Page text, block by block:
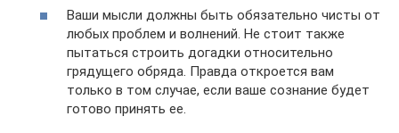
Ваши мысли должны быть обязательно чисты от
любых проблем и волнений. Не стоит также
пытаться строить догадки относительно
грядущего обряда. Правда откроется вам
только в том случае, если ваше сознание будет
готово принять ее.